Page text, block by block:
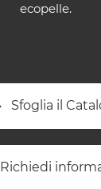
ecopelle.
Sfoglia il
Richiedi